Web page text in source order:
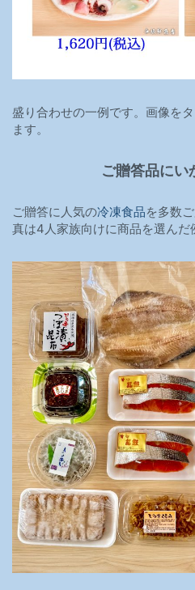
盛り合わせの一例です。画像を
ます。
ご贈答品にい
ご贈答に人気の冷凍食品を多数
真は4人家族向けに商品を選んだ